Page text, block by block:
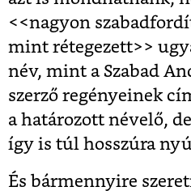
<<nagyon
mint rétegezett>>
név, mint a Szabad
szerző regényeinek
a határozott névelő,
így is túl hosszúra
És bármennyire